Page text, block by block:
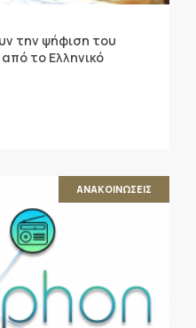
την ψήφιση του
το Ελληνικό
ΑΝΑΚΟΙΝΩΣΕΙΣ